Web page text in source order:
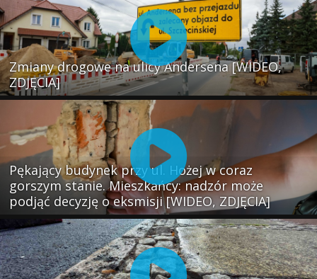
Zmiany drogowe na ulicy Andersena [WIDEO,
ZDJĘCIA]
Pękający budynek przy ul. Hożej w coraz
gorszym stanie. Mieszkańcy: nadzór może
podjąć decyzję o eksmisji [WIDEO, ZDJĘCIA]